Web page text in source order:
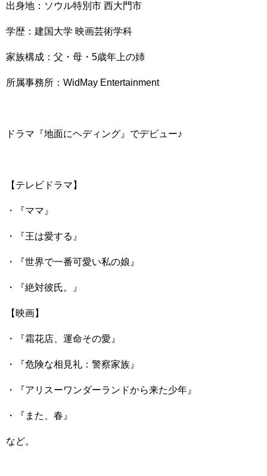
出身地：ソウル特別市 西大門市
学歴：建国大学 映画芸術学科
家族構成：父・母・5歳年上の姉
所属事務所：WidMay Entertainment
ドラマ『地面にヘディング』でデビュー♪
【テレビドラマ】
・『ママ』
・『王は愛する』
・『世界で一番可愛い私の娘』
・『絶対彼氏。』
【映画】
・『霜花店、運命その愛』
・『危険な相見礼：警察家族』
・『アリスーワンダーランドから来た少年』
・『また、春』
など。